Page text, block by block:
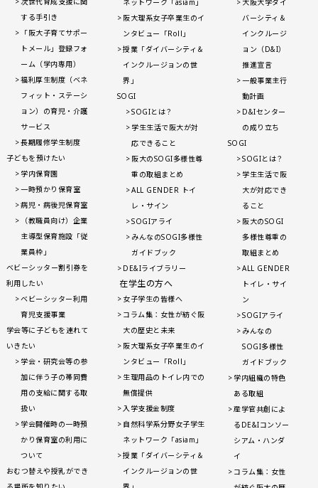
する手引き
「阪大子育てサポー
トメール」登録フォ
ーム（学内専用）
福利厚生制度（ベネ
フィット・ステーシ
ョン）の育児・介護
サービス
長期履修学生制度
子どもを預けたい
学内保育園
一時預かり保育室
病児・病後児保育室
（教職員向け）企業
主導型保育施設「従
業員枠」
ベビーシッター割引券を
利用したい
ベビーシッター利用
育児支援事業
学会等に子どもを連れて
いきたい
学会・研究会等の参
加に伴う子の帯同費
用の支給に関する取
扱い
学会開催時の一時預
かり保育室の利用に
ついて
おむつ替えや授乳ができ
阪大理系女子卒業生のイ
ンタビュー「Roll」
授業「ダイバーシティ＆
インクルージョンの世
界」
SOGI
SOGIとは？
学生生活で阪大が対
応できること
阪大のSOGI多様性尊
重の取組まとめ
ALL GENDER トイ
レ・サイン
SOGIアライ
みんなのSOGI多様性
ガイドブック
DE&Iライブラリー
在学生の方へ
女子学生の皆様へ
コラム集：女性が紡ぐ阪
大の歴史と未来
阪大理系女子卒業生のイ
ンタビュー「Roll」
生理用品のトイレ内での
無償提供
入学支援金制度
自然科学系分野女子学生
ネットワーク「asiam」
授業「ダイバーシティ＆
インクルージョンの世
バーシティ＆
インクルージ
ョン（D&I）
推進宣言
一般事業主行
動計画
D&Iセンター
の成り立ち
SOGI
SOGIとは？
学生生活で阪
大が対応でき
ること
阪大のSOGI
多様性尊重の
取組まとめ
ALL GENDER
トイレ・サイ
ン
SOGIアライ
みんなの
SOGI多様性
ガイドブック
学内組織の特色
ある取組
産学官共創によ
るDE&Iコンソー
シアム・ハンダ
イ
コラム集：女性